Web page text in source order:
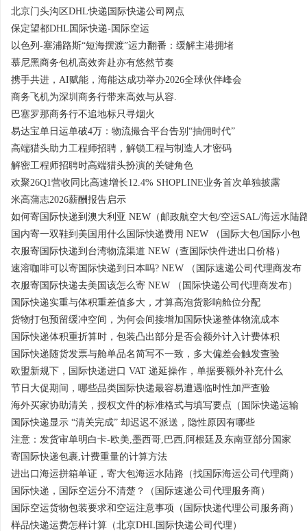
北京门头沟区DHL快递国际快递公司网点
保定望都DHL国际快递-国际空运
以色列-塞浦路斯“短海摆渡”运力翻番：缓解主港拥堵
慕尼黑商务包机高效奔赴亦有悠然节奏
携手共进，AI赋能，海能达成功举办2026全球伙伴峰会
商务飞机为深圳商务行带来高效与从容.
巴塞罗那商务行不追地标只寻烟火
易达宝单日运单破4万：物流撮合平台告别“抽佣时代”
高端猎头助力工程师招聘，解锁工程与制造人才密码
解密工程师招聘时高端猎头扮演的关键角色
欢聚26Q1营收同比高速增长12.4% SHOPLINE业务首次单独披露
米高蒲志2026薪酬报告启示
如何寄国际快递到澳大利亚 NEW（邮政航空大包/空运SAL/海运水陆
国内寄一双鞋到美国用什么国际快递费用 NEW （国际大包/国际小包
衣服寄国际快递到台湾物流渠道 NEW（查国际快件进出口价格）
速溶咖啡可以寄国际快递到日本吗? NEW （国际速递公司代理商发布
衣服寄国际快递去美国该怎么寄 NEW （国际快递公司代理商发布）
国际快递实重与体积重差值多大，才算高泡货影响舱位分配
货物打包预留缓冲空间，为何会间接增加国际快递整体物流成本
国际快递体积重折算时，包装凸出部分是否会额外计入计费体积
国际快递随货发票与舱单品名简写不一致，多大偏差会触发查验
欧盟新规下，国际快递进口 VAT 递延操作，单据要额外补充什么
节日大促期间，哪些品类国际快递最容易遭遇临时性加严查验
海外买家协助清关，授权文件的标准格式与填写要点（国际快递运输
国际快递显示 “清关完成” 却迟迟不派送，隐性原因有哪些
注意：发货审单明白卡-欧美,墨西哥,巴西,阿根廷及东南亚部分国家
寄国际快递包裹,计费重量的计算方法
进出口海运拼箱单证，寄大包海运水陆路（找国际海运公司代理商）
国际快递，国际空运分不清楚？（国际速递公司代理服务商）
国际空运货物包装要求和空运注意事项（国际快递代理公司服务商）
样品快递运费怎样计算（北京DHL国际快递公司代理）